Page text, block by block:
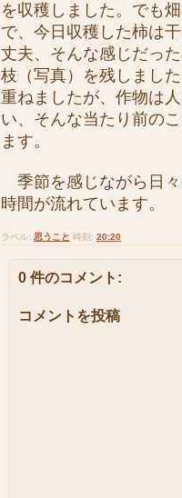
を収穫しました。でも
で、今日収穫した柿は
丈夫、そんな感じだっ
枝（写真）を残しまし
重ねましたが、作物は
い、そんな当たり前の
ます。
季節を感じながら日
時間が流れています。
ラベル: 思うこと 時刻: 20:20
0 件のコメント:
コメントを投稿